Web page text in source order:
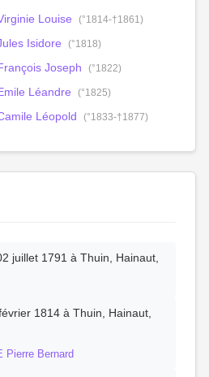
Louise (°1814-†1861)
Isidore (°1818)
Joseph (°1822)
Léandre (°1825)
Léopold (°1833-†1877)
juillet 1791 à Thuin, Hainaut,
1814 à Thuin, Hainaut,
Pierre Bernard